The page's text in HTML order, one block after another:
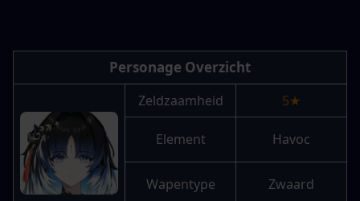
Personage Overzicht
Zeldzaamheid 5★
Element Havoc
Wapentype Zwaard